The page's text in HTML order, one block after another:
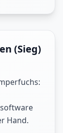
(Sieg)
Hand.